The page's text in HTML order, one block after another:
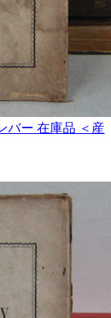
バー 在庫品 ＜産